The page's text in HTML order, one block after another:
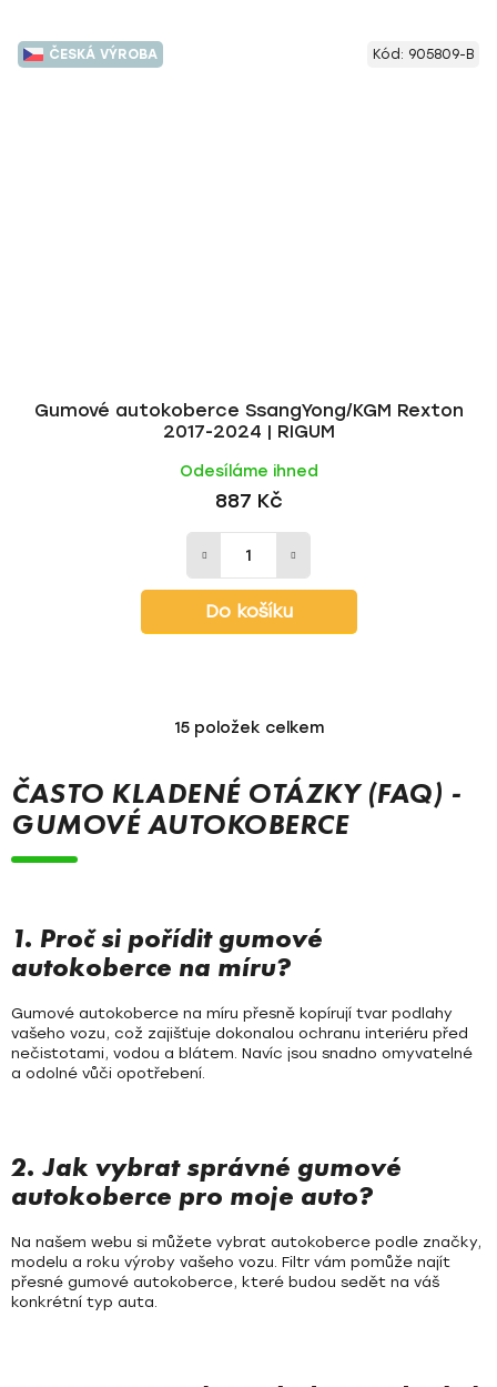
ČESKÁ VÝROBA
Gumové autokoberce SsangYong/KGM Rexton
2017-2024 | RIGUM
Odesíláme ihned
887 Kč
Do košíku
Kód: 905809-B
O
l
á
d
p
r
v
k
y
v
u
15položek celkem
ČASTO KLADENÉ OTÁZKY (FAQ) -
GUMOVÉ AUTOKOBERCE
1. Proč si pořídit gumové
autokoberce na míru?
Gumové autokoberce na míru přesně kopírují tvar podlahy
vašeho vozu, což zajišťuje dokonalou ochranu interiéru před
nečistotami, vodou a blátem. Navíc jsou snadno omyvatelné
a odolné vůči opotřebení.
2. Jak vybrat správné gumové
autokoberce pro moje auto?
Na našem webu si můžete vybrat autokoberce podle značky,
modelu a roku výroby vašeho vozu. Filtr vám pomůže najít
přesné gumové autokoberce, které budou sedět na váš
konkrétní typ auta.